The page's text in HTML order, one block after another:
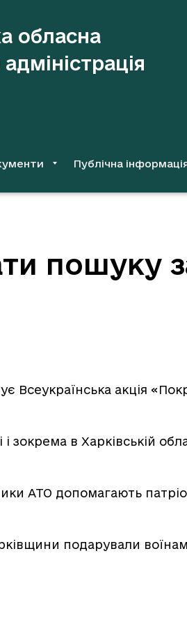
обласна
Публічна
пошуку
Всеукраїнська акція
і зокрема в Харківській
АТО допомагають
подарували